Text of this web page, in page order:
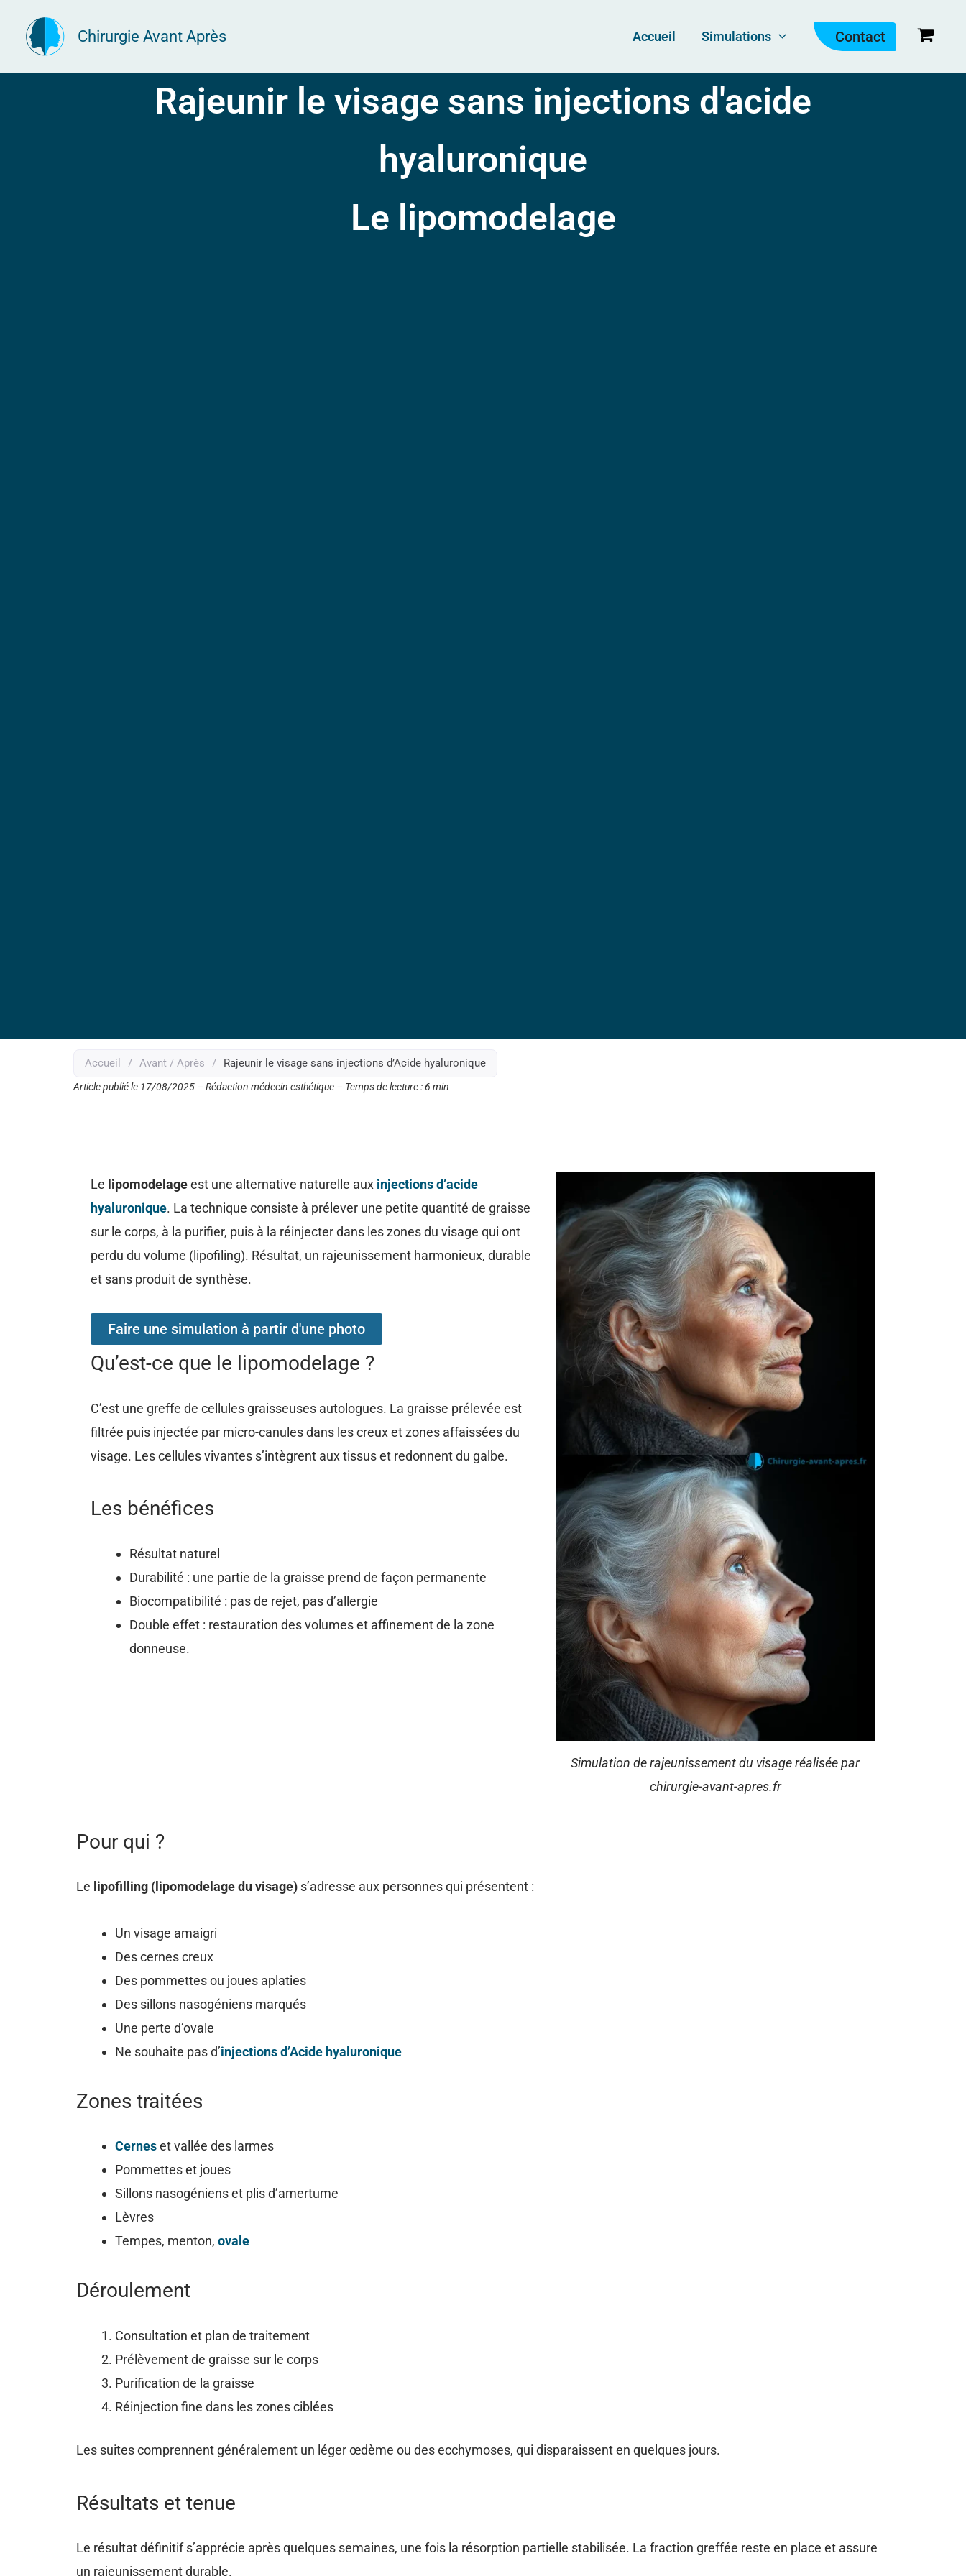
contenu
Chirurgie Avant Après Accueil Simulations Contact
Rajeunir le visage sans injections d'acide
hyaluronique
Le lipomodelage
Accueil / Avant / Après / Rajeunir le visage sans injections d’Acide hyaluronique
Article publié le 17/08/2025 – Rédaction médecin esthétique – Temps de lecture : 6 min
Le lipomodelageest une alternative naturelle aux injections d’acide
hyaluronique. La technique consiste à prélever une petite quantité de graisse
sur le corps, à la purifier, puis à la réinjecter dans les zones du visage qui ont
perdu du volume (lipofiling). Résultat, un rajeunissement harmonieux, durable
et sans produit de synthèse.
Faire une simulation à partir d'une photo
Qu’est-ce que le lipomodelage ?
C’est une greffe de cellules graisseuses autologues. La graisse prélevée est
filtrée puis injectée par micro-canules dans les creux et zones affaissées du
visage. Les cellules vivantes s’intègrent aux tissus et redonnent du galbe.
Les bénéfices
Résultat naturel
Durabilité : une partie de la graisse prend de façon permanente
Biocompatibilité : pas de rejet, pas d’allergie
Double effet : restauration des volumes et affinement de la zone
donneuse.
Simulation de rajeunissement du visage réalisée par
chirurgie-avant-apres.fr
Pour qui ?
Le lipofilling (lipomodelage du visage) s’adresse aux personnes qui présentent :
Un visage amaigri
Des cernes creux
Des pommettes ou joues aplaties
Des sillons nasogéniens marqués
Une perte d’ovale
Ne souhaite pas d’injections d’Acide hyaluronique
Zones traitées
Cerneset vallée des larmes
Pommettes et joues
Sillons nasogéniens et plis d’amertume
Lèvres
Tempes, menton, ovale
Déroulement
Consultation et plan de traitement
Prélèvement de graisse sur le corps
Purification de la graisse
Réinjection fine dans les zones ciblées
Les suites comprennent généralement un léger œdème ou des ecchymoses, qui disparaissent en quelques jours.
Résultats et tenue
Le résultat définitif s’apprécie après quelques semaines, une fois la résorption partielle stabilisée. La fraction greffée reste en place et assure
un rajeunissement durable.